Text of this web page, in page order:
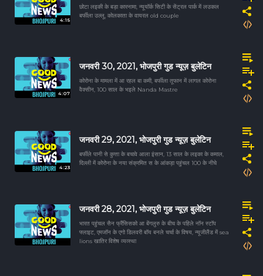
4:15
छोटा लइकी के बड़ा कारनामा, न्यूयॉर्क सिटी के सेंट्रल पार्क में लउकल
बर्फीला उल्लू, कोलकाता के वायरल old couple
4:07
जनवरी 30, 2021, भोजपुरी गुड न्यूज़ बुलेटिन
कोरोना के मामला में आ रहल बा कमी, बर्फीला तूफान में लागल कोरोना
वैक्सीन, 100 साल के भइले Nanda Mastre
4:23
जनवरी 29, 2021, भोजपुरी गुड न्यूज़ बुलेटिन
बर्फीले पानी से कुत्ता के बचावे आला इंसान, 13 साल के लइका के कमाल,
दिल्ली में कोरोना के नया संक्रमित स के आंकड़ा पहुंचल 100 के नीचे
जनवरी 28, 2021, भोजपुरी गुड न्यूज़ बुलेटिन
भारत पहुंचल सैन फ्रैंसिसको आ बेंगलुरु के बीच के पहिले नॉन स्टॉप
फ्लाइट, एमजॉन के एगो डिलवरी बॉय बनले चर्चा के विषय, न्यूजीलैंड में sea
lions खातिर विशेष व्यव्स्था